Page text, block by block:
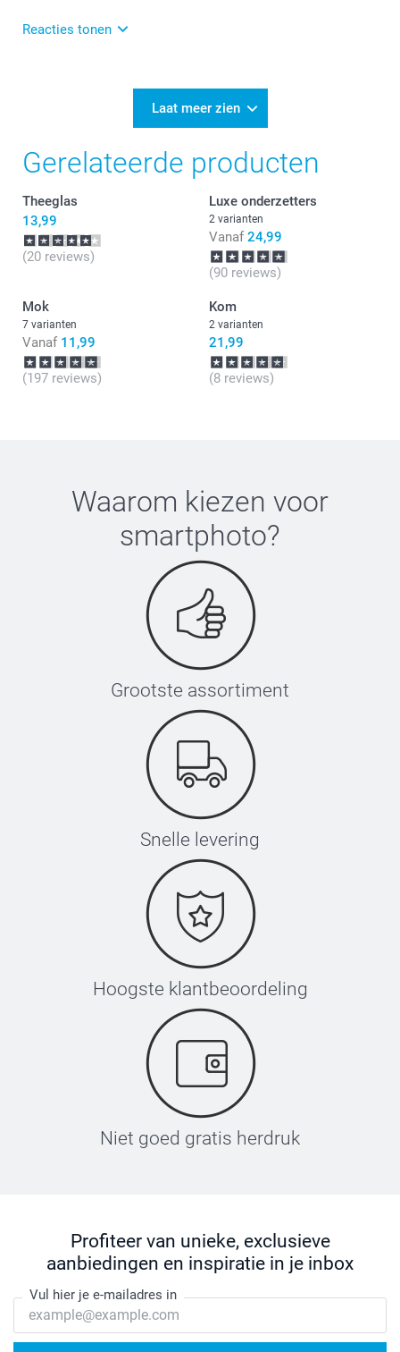
kan worden. Anders heel veel plezier er van!
Reacties tonen
Bedankt voor je review. Fijn dat het maken van het
Laat meer zien
Gerelateerde producten
Theeglas
13,99
(20 reviews)
Luxe onderzetters
2 varianten
Vanaf 24,99
(90 reviews)
Mok
7 varianten
Vanaf 11,99
(197 reviews)
Kom
2 varianten
21,99
(8 reviews)
Waarom kiezen voor
smartphoto?
Grootste assortiment
Snelle levering
Hoogste klantbeoordeling
Niet goed gratis herdruk
Profiteer van unieke, exclusieve
aanbiedingen en inspiratie in je inbox
Vul hier je e-mailadres in